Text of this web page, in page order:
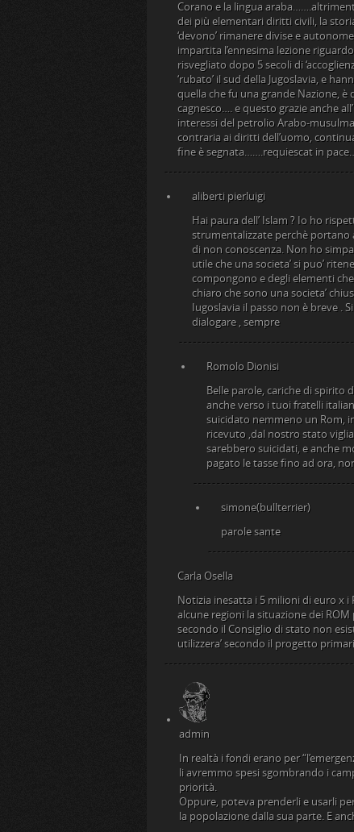
Corano e la lingua
dei più elementari diritti civili, la
‘devono’ rimanere divise e
impartita l’ennesima lezione
risvegliato dopo 5 secoli di
‘rubato’ il sud della Jugoslavia, e
quella che fu una grande Nazione,
cagnesco…. e questo grazie anche
interessi del petrolio Arabo-
contraria ai diritti dell’uomo,
fine è segnata…….requiescat in
aliberti pierluigi
Hai paura dell’ Islam ? Io ho
strumentalizzate perchè portano
di non conoscenza. Non ho
utile che una societa’ si puo’
compongono e degli elementi
chiaro che sono una societa’
Iugoslavia il passo non è breve .
dialogare , sempre
Romolo Dionisi
Belle parole, cariche di spirito
anche verso i tuoi fratelli
suicidato nemmeno un Rom,
ricevuto ,dal nostro stato
sarebbero suicidati, e anche
pagato le tasse fino ad ora,
simone(bullterrier)
parole sante
Carla Osella
Notizia inesatta i 5 milioni di euro x
alcune regioni la situazione dei
secondo il Consiglio di stato non
utilizzera’ secondo il progetto
admin
In realtà i fondi erano per
li avremmo spesi sgombrando i
priorità.
Oppure, poteva prenderli e usarli
la popolazione dalla sua parte. E